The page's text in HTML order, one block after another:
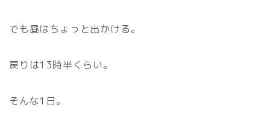
でも昼はちょっと出かける。
戻りは13時半くらい。
そんな1日。